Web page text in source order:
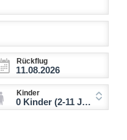
Rückflug
Kinder
0 Kinder (2-11 Jahre)